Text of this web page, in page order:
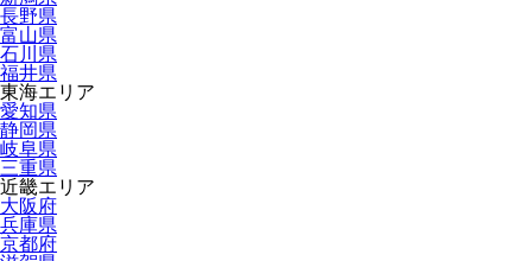
長野県
富山県
石川県
福井県
東海エリア
愛知県
静岡県
岐阜県
三重県
近畿エリア
大阪府
兵庫県
京都府